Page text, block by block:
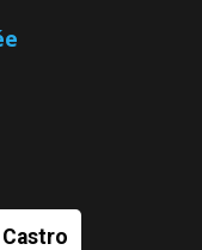
Castro